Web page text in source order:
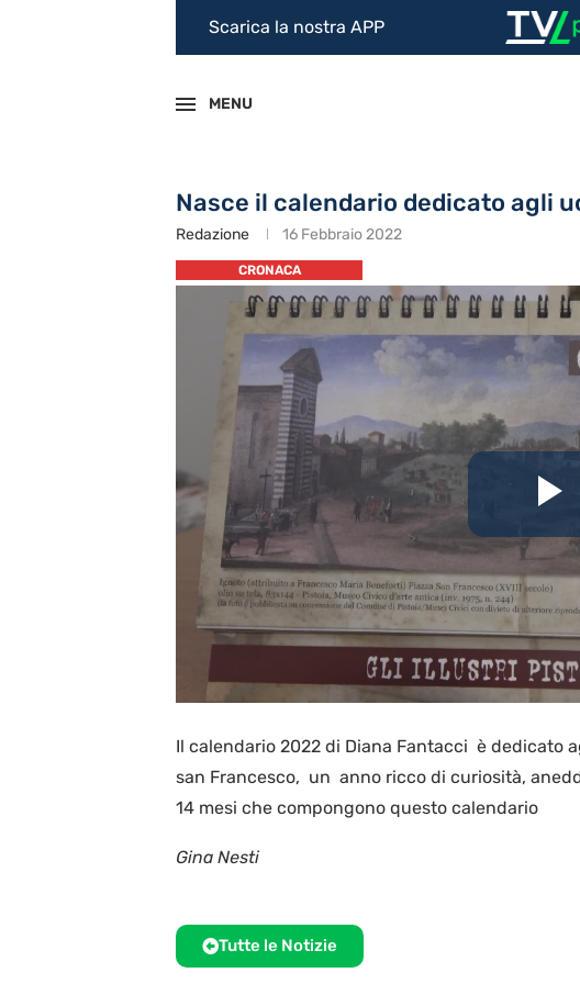
Scarica la nostra APP
MENU
Nasce il calendario dedicato agli
Redazione 16 Febbraio 2022
CRONACA
il
Il calendario 2022 di Diana Fantacci è dedicato
san Francesco, un anno ricco di curiosità,
14 mesi che compongono questo calendario
Gina Nesti
Tutte le Notizie